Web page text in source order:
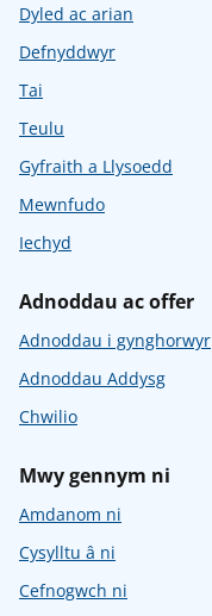
Dyled ac arian
Defnyddwyr
Tai
Teulu
Gyfraith a Llysoedd
Mewnfudo
Iechyd
Adnoddau ac offer
Adnoddau i gynghorwyr
Adnoddau Addysg
Chwilio
Mwy gennym ni
Amdanom ni
Cysylltu â ni
Cefnogwch ni